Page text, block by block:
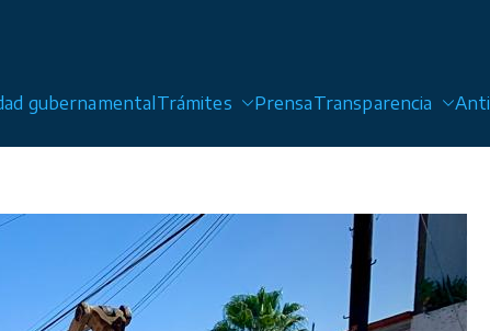
de San Luis Potosí, Soledad de Graciano
gubernamentalTrámites PrensaTransparencia